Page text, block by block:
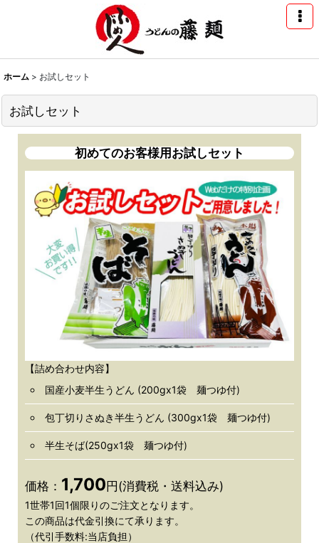
ホーム > お試しセット
お試しセット
初めてのお客様用お試しセット
【詰め合わせ内容】
国産小麦半生うどん (200gx1袋 麺つゆ付)
包丁切りさぬき半生うどん (300gx1袋 麺つゆ付)
半生そば(250gx1袋 麺つゆ付)
価格： 1,700円(消費税・送料込み)
1世帯1回1個限りのご注文となります。
この商品は代金引換にて承ります。
（代引手数料:当店負担）